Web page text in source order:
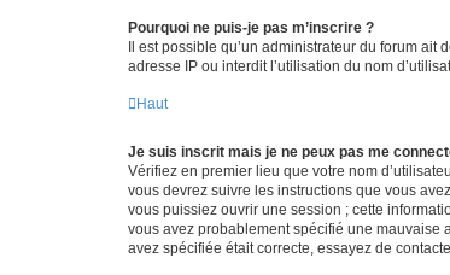
Pourquoi ne puis-je pas m’inscrire ?
Il est possible qu’un administrateur du forum ait
adresse IP ou interdit l’utilisation du nom
Haut
Je suis inscrit mais je ne peux pas me
Vérifiez en premier lieu que votre nom
vous devrez suivre les instructions que vous
vous puissiez ouvrir une session ; cette
vous avez probablement spécifié une mauvaise
avez spécifiée était correcte, essayez de